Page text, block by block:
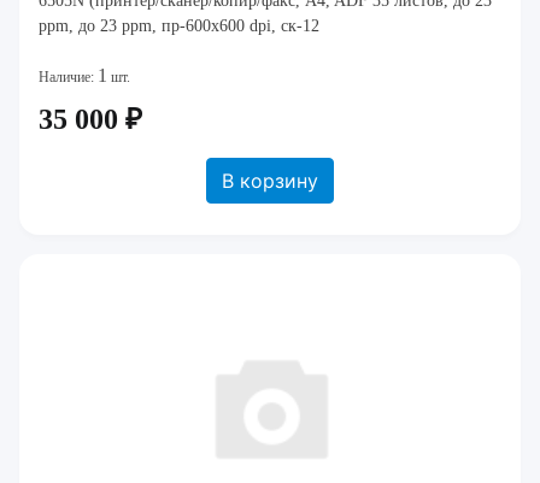
ppm, до 23 ppm, пр-600х600 dpi, ск-12
Наличие: 1 шт.
35 000 ₽
В корзину